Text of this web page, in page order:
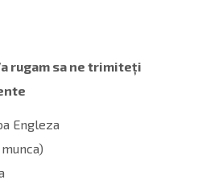
rugam sa ne trimiteți
Engleza